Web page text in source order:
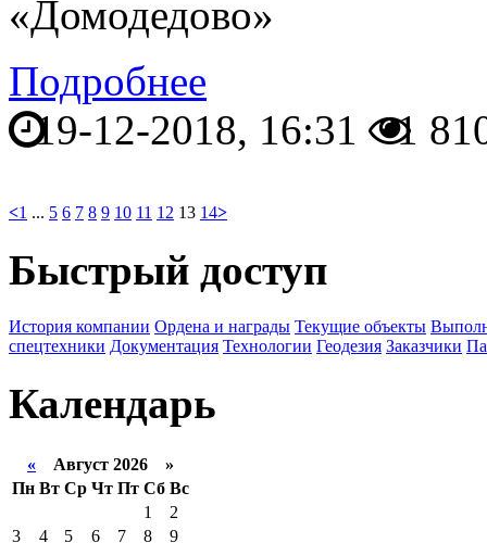
«Домодедово»
Подробнее
19-12-2018, 16:31
1
<1 ... 5 6 7 8 9 10 11 12 13 14>
Быстрый доступ
История компании Ордена и награды Текущие объекты
спецтехники Документация Технологии Геодезия Заказчики
Календарь
« Август 2026 »
Пн Вт Ср Чт Пт Сб Вс
1
2
3
4 5 6 7 8 9